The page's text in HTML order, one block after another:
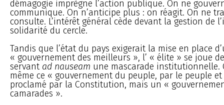
démagogie imprègne l’action publique. On ne
communique. On n’anticipe plus : on réagit. On ne
consulte. L’intérêt général cède devant la gestion de
solidarité du cercle.
Tandis que l’état du pays exigerait la mise en place
« gouvernement des meilleurs », l’ « élite » se joue
servant ad nauseam une mascarade institutionnelle.
même ce « gouvernement du peuple, par le peuple
proclamé par la Constitution, mais un «
camarades ».